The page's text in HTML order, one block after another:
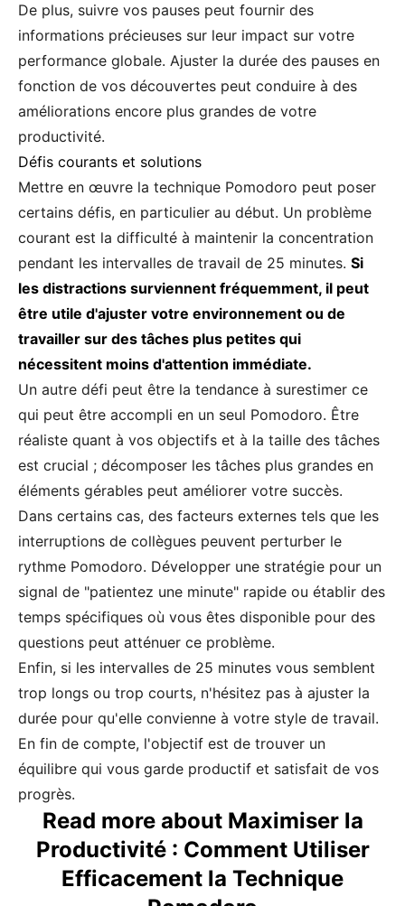
De plus, suivre vos pauses peut fournir des
informations précieuses sur leur impact sur votre
performance globale. Ajuster la durée des pauses en
fonction de vos découvertes peut conduire à des
améliorations encore plus grandes de votre
productivité.
Défis courants et solutions
Mettre en œuvre la technique Pomodoro peut poser
certains défis, en particulier au début. Un problème
courant est la difficulté à maintenir la concentration
pendant les intervalles de travail de 25 minutes. Si
les distractions surviennent fréquemment, il peut
être utile d'ajuster votre environnement ou de
travailler sur des tâches plus petites qui
nécessitent moins d'attention immédiate.
Un autre défi peut être la tendance à surestimer ce
qui peut être accompli en un seul Pomodoro. Être
réaliste quant à vos objectifs et à la taille des tâches
est crucial ; décomposer les tâches plus grandes en
éléments gérables peut améliorer votre succès.
Dans certains cas, des facteurs externes tels que les
interruptions de collègues peuvent perturber le
rythme Pomodoro. Développer une stratégie pour un
signal de "patientez une minute" rapide ou établir des
temps spécifiques où vous êtes disponible pour des
questions peut atténuer ce problème.
Enfin, si les intervalles de 25 minutes vous semblent
trop longs ou trop courts, n'hésitez pas à ajuster la
durée pour qu'elle convienne à votre style de travail.
En fin de compte, l'objectif est de trouver un
équilibre qui vous garde productif et satisfait de vos
progrès.
Read more about Maximiser la
Productivité : Comment Utiliser
Efficacement la Technique